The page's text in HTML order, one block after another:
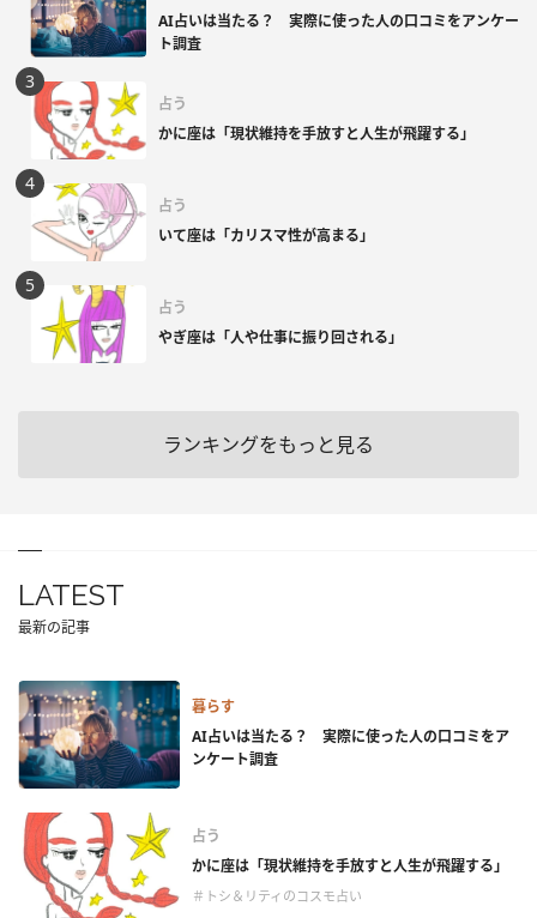
AI占いは当たる？ 実際に使った人の口コミをアンケー
ト調査
占う
かに座は「現状維持を手放すと人生が飛躍する」
占う
いて座は「カリスマ性が高まる」
占う
やぎ座は「人や仕事に振り回される」
ランキングをもっと見る
LATEST
最新の記事
暮らす
AI占いは当たる？ 実際に使った人の口コミをア
ンケート調査
占う
かに座は「現状維持を手放すと人生が飛躍する」
＃トシ＆リティのコスモ占い